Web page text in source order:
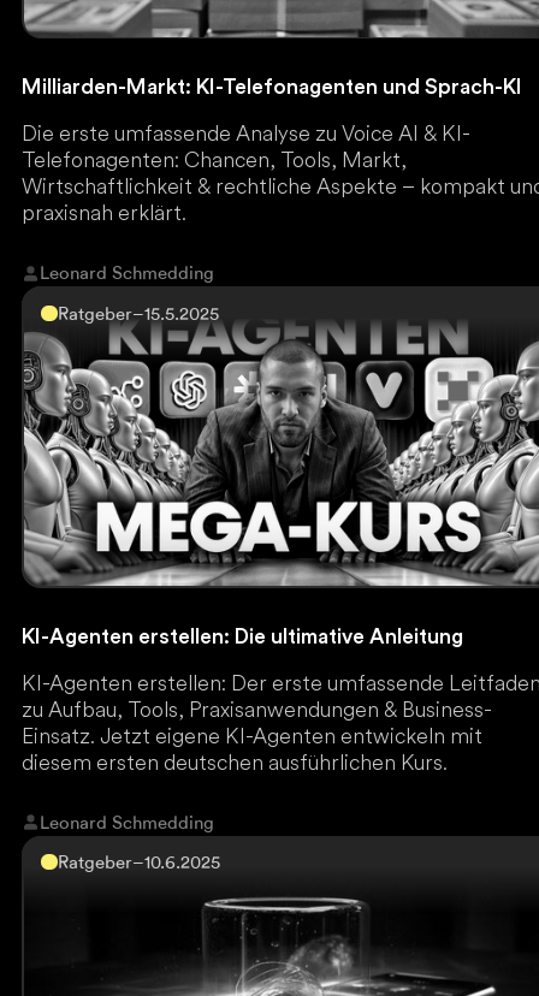
Milliarden-Markt: KI-Telefonagenten und Sprach-KI
Die erste umfassende Analyse zu Voice AI & KI-
Telefonagenten: Chancen, Tools, Markt,
Wirtschaftlichkeit & rechtliche Aspekte – kompakt
praxisnah erklärt.
Leonard Schmedding
Ratgeber–15.5.2025
KI-Agenten erstellen: Die ultimative Anleitung
KI-Agenten erstellen: Der erste umfassende
zu Aufbau, Tools, Praxisanwendungen & Business-
Einsatz. Jetzt eigene KI-Agenten entwickeln mit
diesem ersten deutschen ausführlichen Kurs.
Leonard Schmedding
Ratgeber–10.6.2025